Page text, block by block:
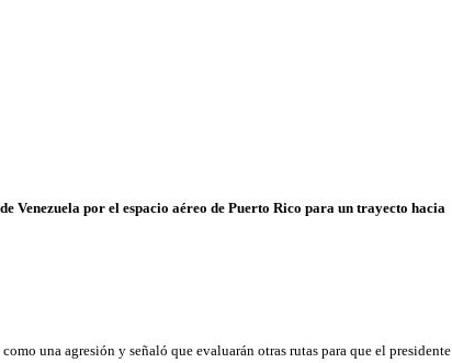
Venezuela por el espacio aéreo de Puerto Rico para un trayecto hacia
una agresión y señaló que evaluarán otras rutas para que el presidente